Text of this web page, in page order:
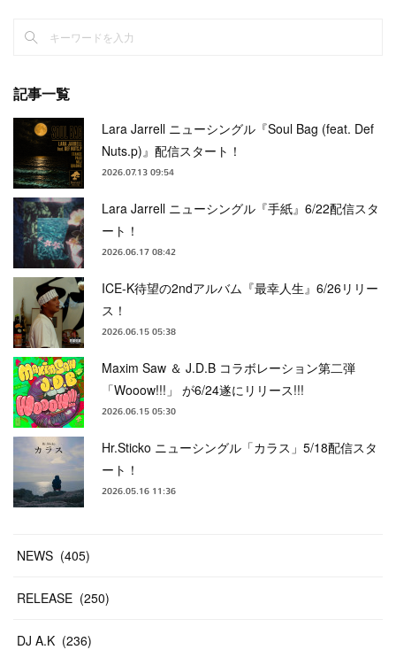
記事一覧
Lara Jarrell ニューシングル『Soul Bag (feat. Def
Nuts.p)』配信スタート！
2026.07.13 09:54
Lara Jarrell ニューシングル『手紙』6/22配信スタ
ート！
2026.06.17 08:42
ICE-K待望の2ndアルバム『最幸人生』6/26リリー
ス！
2026.06.15 05:38
Maxim Saw ＆ J.D.B コラボレーション第二弾
「Wooow!!!」 が6/24遂にリリース!!!
2026.06.15 05:30
Hr.Sticko ニューシングル「カラス」5/18配信スタ
ート！
2026.05.16 11:36
NEWS (405)
RELEASE (250)
DJ A.K (236)